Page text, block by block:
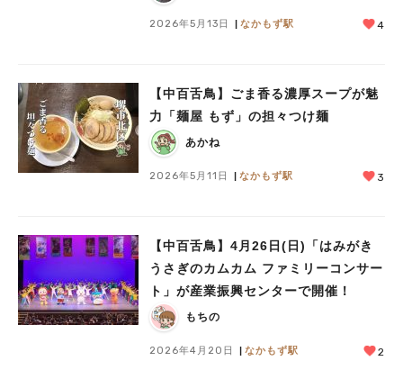
2026年5月13日 なかもず駅 4
【中百舌鳥】ごま香る濃厚スープが魅
力「麺屋 もず」の担々つけ麺
あかね
2026年5月11日 なかもず駅 3
【中百舌鳥】4月26日(日)「はみがき
うさぎのカムカム ファミリーコンサー
ト」が産業振興センターで開催！
もちの
2026年4月20日 なかもず駅 2